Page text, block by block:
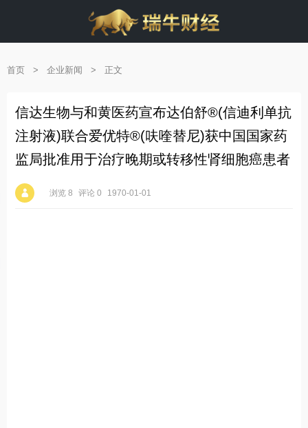
首页 > 企业新闻 > 正文
信达生物与和黄医药宣布达伯舒®(信迪利单抗
注射液)联合爱优特®(呋喹替尼)获中国国家药
监局批准用于治疗晚期或转移性肾细胞癌患者
浏览 8 评论 0 1970-01-01